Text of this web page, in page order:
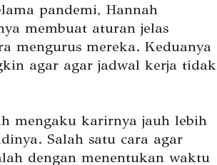
pandemi, Hannah
membuat aturan jelas
mengurus mereka. Keduanya
agar agar jadwal kerja tidak
mengaku karirnya jauh lebih
Salah satu cara agar
dengan menentukan waktu